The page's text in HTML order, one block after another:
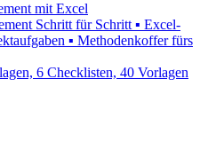
mit Excel
Schritt für Schritt ▪ Excel-
▪ Methodenkoffer fürs
6 Checklisten, 40 Vorlagen